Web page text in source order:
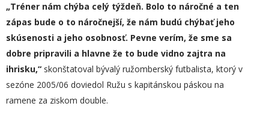
„Tréner nám chýba celý týždeň. Bolo to náročné a ten
zápas bude o to náročnejší, že nám budú chýbať jeho
skúsenosti a jeho osobnosť. Pevne verím, že sme sa
dobre pripravili a hlavne že to bude vidno zajtra na
ihrisku,“ skonštatoval bývalý ružomberský futbalista, ktorý v
sezóne 2005/06 doviedol Ružu s kapitánskou páskou na
ramene za ziskom double.